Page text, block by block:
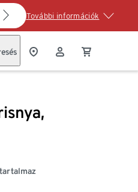
További információk